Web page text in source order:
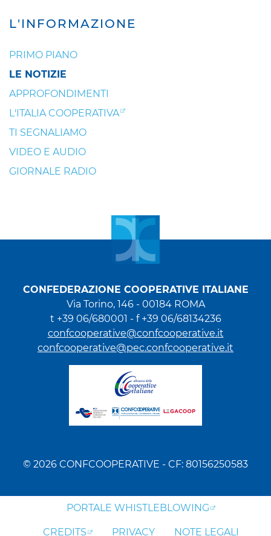
L'INFORMAZIONE
PRIMO PIANO
LE NOTIZIE
APPROFONDIMENTI
L'ITALIA COOPERATIVA
TI SEGNALIAMO
VIDEO E AUDIO
GIORNALE RADIO
CONFEDERAZIONE COOPERATIVE ITALIANE
Via Torino, 146 - 00184 ROMA
t +39 06/680001 - f +39 06/68134236
confcooperative@confcooperative.it
confcooperative@pec.confcooperative.it
© 2026 CONFCOOPERATIVE - CF: 80156250583
PORTALE WHISTLEBLOWING
CREDITS PRIVACY NOTE LEGALI